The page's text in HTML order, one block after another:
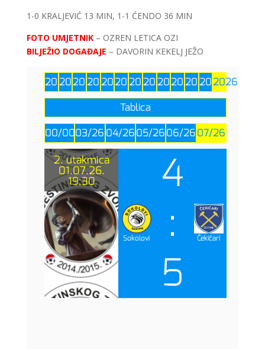
1-0 KRALJEVIĆ 13 MIN, 1-1 ĆENDO 36 MIN
FOTO UMJETNIK – OZREN LETICA OZI
BILJEŽIO DOGAĐAJE – DAVORIN KEKELJ JEŽO